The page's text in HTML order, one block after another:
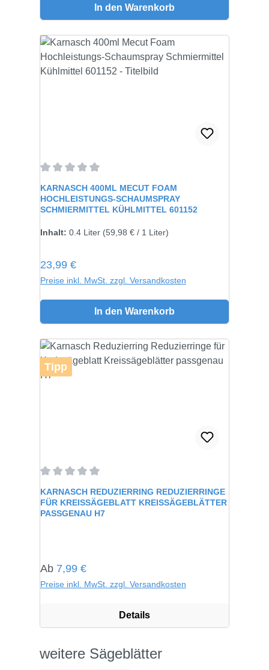
In den Warenkorb
KARNASCH 400ML MECUT FOAM
HOCHLEISTUNGS-SCHAUMSPRAY
SCHMIERMITTEL KÜHLMITTEL 601152
Inhalt: 0.4 Liter (59,98 € / 1 Liter)
Regulärer Preis:
23,99 €
Preise inkl. MwSt. zzgl. Versandkosten
In den Warenkorb
Tipp
KARNASCH REDUZIERRING REDUZIERRINGE
FÜR KREISSÄGEBLATT KREISSÄGEBLÄTTER
PASSGENAU H7
Regulärer Preis:
Ab 7,99 €
Preise inkl. MwSt. zzgl. Versandkosten
Details
Produktgalerie überspringen
weitere Sägeblätter